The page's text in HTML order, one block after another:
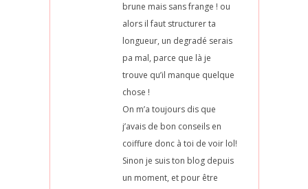
brune mais sans frange ! ou
alors il faut structurer ta
longueur, un degradé serais
pa mal, parce que là je
trouve qu’il manque quelque
chose !
On m’a toujours dis que
j’avais de bon conseils en
coiffure donc à toi de voir lol!
Sinon je suis ton blog depuis
un moment, et pour être